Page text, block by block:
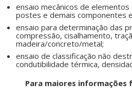
ensaio mecânicos de
postes e demais componentes
ensaio para determinação das
compressão, cisalhamento,
madeira/concreto/metal;
ensaio de classificação não
condutibilidade térmica,
Para maiores informações